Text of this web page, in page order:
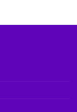
Opcije